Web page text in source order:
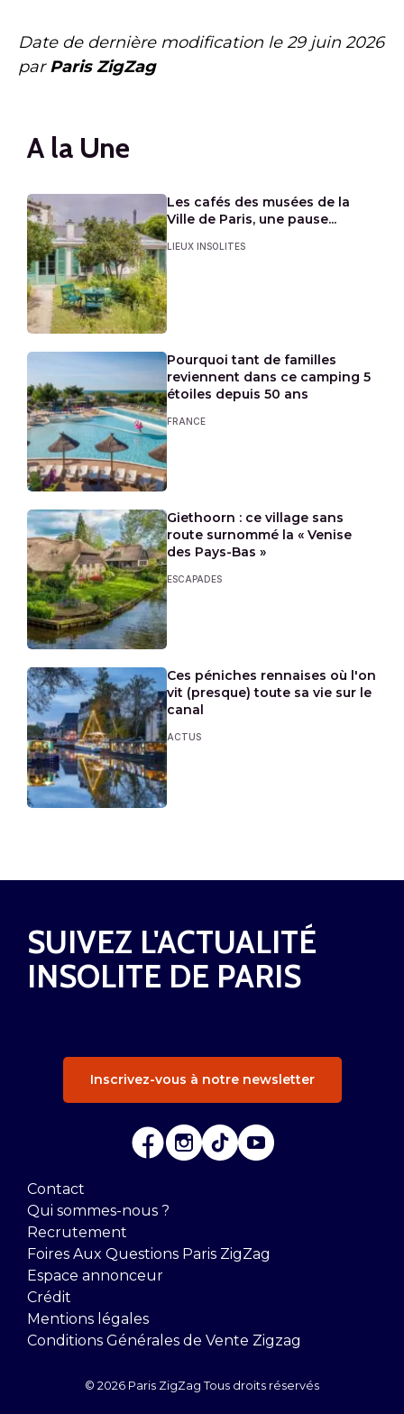
Date de dernière modification le29 juin 2026
parParis ZigZag
A la Une
Les cafés des musées de la
Ville de Paris, une pause...
LIEUX INSOLITES
Pourquoi tant de familles
reviennent dans ce camping 5
étoiles depuis 50 ans
FRANCE
Giethoorn : ce village sans
route surnommé la « Venise
des Pays-Bas »
ESCAPADES
Ces péniches rennaises où l'on
vit (presque) toute sa vie sur le
canal
ACTUS
SUIVEZ L'ACTUALITÉ
INSOLITE DE PARIS
Inscrivez-vous à notre newsletter
Contact
Qui sommes-nous ?
Recrutement
Foires Aux Questions Paris ZigZag
Espace annonceur
Crédit
Mentions légales
Conditions Générales de Vente Zigzag
© 2026 Paris ZigZag Tous droits réservés